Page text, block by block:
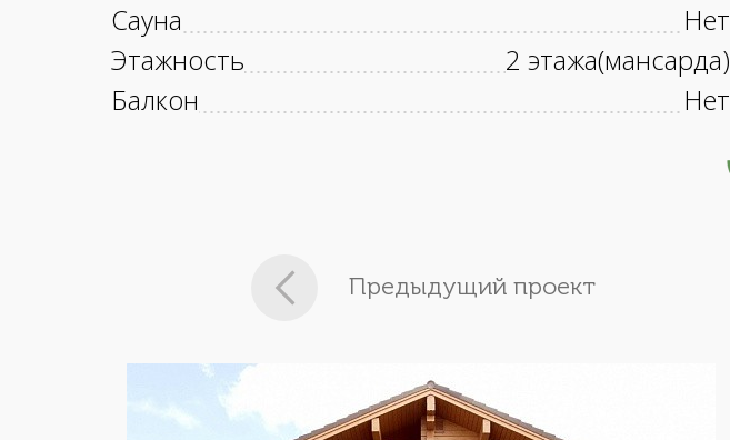
Сауна
Нет
Этажность
2 этажа(мансарда)
Балкон
Нет
Предыдущий проект